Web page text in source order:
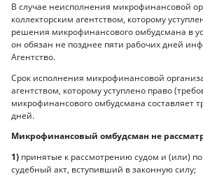
В случае неисполнения микрофинансовой
коллекторским агентством, которому
решения микрофинансового омбудсмана в
он обязан не позднее пяти рабочих дней
Агентство.
Срок исполнения микрофинансовой
агентством, которому уступлено право
микрофинансового омбудсмана составляет
дней.
Микрофинансовый омбудсман не
1) принятые к рассмотрению судом и (или)
судебный акт, вступивший в законную силу;